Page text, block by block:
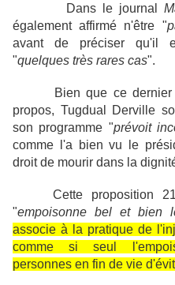
Dans le journal
également affirmé n'être "
avant de préciser qu'il
"quelques très rares cas".
Bien que ce dernier
propos, Tugdual Derville
son programme "prévoit
comme l'a bien vu le
droit de mourir dans la
Cette proposition
"empoisonne bel et bien
associe à la pratique de
comme si seul
personnes en fin de vie